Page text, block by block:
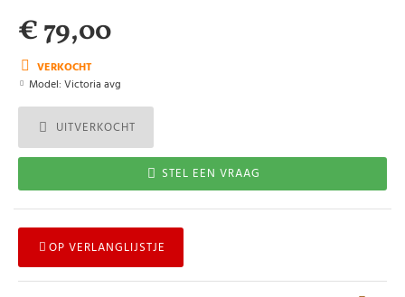
VERKOCHT
Model: Victoria avg
€ 79,00
UITVERKOCHT
STEL EEN VRAAG
OP VERLANGLIJSTJE